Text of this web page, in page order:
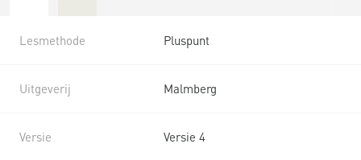
Lesmethode Pluspunt
Uitgeverij Malmberg
Versie Versie 4